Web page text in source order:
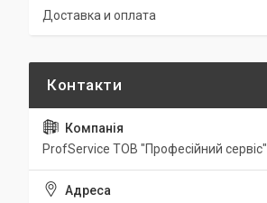
Доставка и оплата
ProfService ТОВ "Професійний сервіс"